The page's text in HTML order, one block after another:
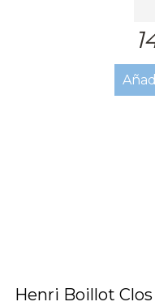
Henri Boillot